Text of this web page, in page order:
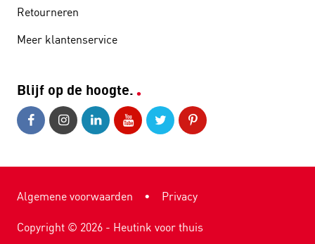
Retourneren
Meer klantenservice
Blijf op de hoogte.
Algemene voorwaarden • Privacy
Copyright © 2026 - Heutink voor thuis